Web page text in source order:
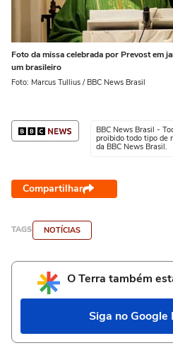
Foto da missa celebrada por Prevost em
um brasileiro
Foto: Marcus Tullius / BBC News Brasil
BBC News Brasil -
proibido todo tipo de
da BBC News Brasil.
Compartilhar
TAGS NOTÍCIAS
O Terra também
Siga no Google